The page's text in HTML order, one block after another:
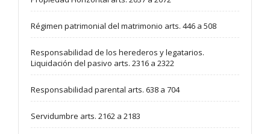
Régimen patrimonial del matrimonio arts. 446 a 508
Responsabilidad de los herederos y legatarios.
Liquidación del pasivo arts. 2316 a 2322
Responsabilidad parental arts. 638 a 704
Servidumbre arts. 2162 a 2183